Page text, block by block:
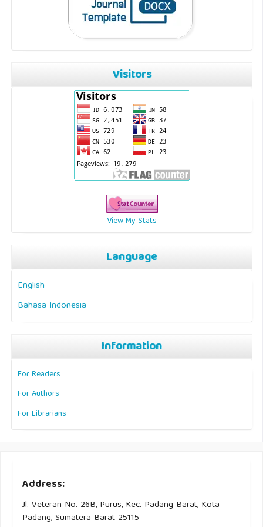
Visitors
View My Stats
Language
English
Bahasa Indonesia
Information
For Readers
For Authors
For Librarians
Address:
Jl. Veteran No. 26B, Purus, Kec. Padang Barat, Kota
Padang, Sumatera Barat 25115